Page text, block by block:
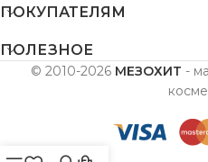
ПОКУПАТЕЛЯМ
ПОЛЕЗНОЕ
© 2010-2026 МЕЗОХИТ -